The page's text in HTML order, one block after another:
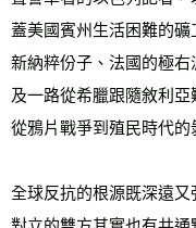
蓋美國賓州生活困難的
新納粹份子、法國的極
及一路從希臘跟隨敘利亞
從鴉片戰爭到殖民時代的
全球反抗的根源既深遠又